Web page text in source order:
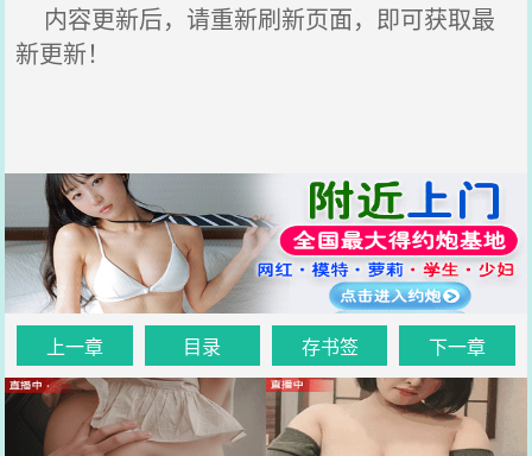
内容更新后，请重新刷新页面，即可获取最
新更新！
上一章 目录 存书签 下一章